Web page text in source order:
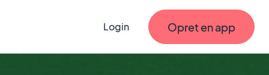
Login Opret en app